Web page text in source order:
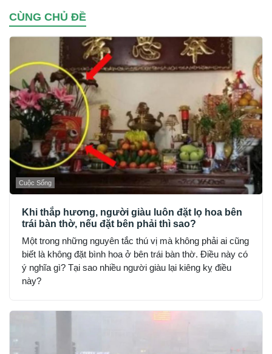
CÙNG CHỦ ĐỀ
Cuộc Sống
Khi thắp hương, người giàu luôn đặt lọ hoa bên
trái bàn thờ, nếu đặt bên phải thì sao?
Một trong những nguyên tắc thú vị mà không phải ai cũng
biết là không đặt bình hoa ở bên trái bàn thờ. Điều này có
ý nghĩa gì? Tại sao nhiều người giàu lại kiêng kỵ điều
này?